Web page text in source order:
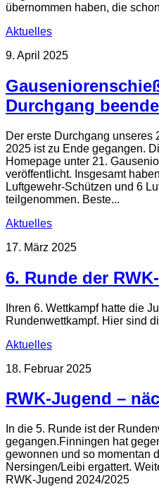
übernommen haben, die
Aktuelles
9. April 2025
Durchgang
Der erste Durchgang unseres
2025 ist zu Ende gegangen.
Homepage unter 21.
veröffentlicht. Insgesamt
Luftgewehr-Schützen und 6
teilgenommen. Beste...
Aktuelles
17. März 2025
6. Runde der
Ihren 6. Wettkampf hatte die
Rundenwettkampf. Hier sind
Aktuelles
18. Februar 2025
RWK-Jugend –
In die 5. Runde ist der
gegangen.Finningen hat
gewonnen und so momentan
Nersingen/Leibi ergattert.
RWK-Jugend 2024/2025